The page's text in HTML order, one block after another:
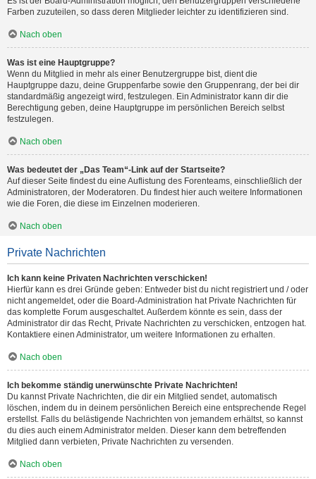
Farben zuzuteilen, so dass deren Mitglieder leichter zu identifizieren sind.
Nach oben
Was ist eine Hauptgruppe?
Wenn du Mitglied in mehr als einer Benutzergruppe bist, dient die
Hauptgruppe dazu, deine Gruppenfarbe sowie den Gruppenrang, der bei dir
standardmäßig angezeigt wird, festzulegen. Ein Administrator kann dir die
Berechtigung geben, deine Hauptgruppe im persönlichen Bereich selbst
festzulegen.
Nach oben
Was bedeutet der „Das Team“-Link auf der Startseite?
Auf dieser Seite findest du eine Auflistung des Forenteams, einschließlich der
Administratoren, der Moderatoren. Du findest hier auch weitere Informationen
wie die Foren, die diese im Einzelnen moderieren.
Nach oben
Private Nachrichten
Ich kann keine Privaten Nachrichten verschicken!
Hierfür kann es drei Gründe geben: Entweder bist du nicht registriert und / oder
nicht angemeldet, oder die Board-Administration hat Private Nachrichten für
das komplette Forum ausgeschaltet. Außerdem könnte es sein, dass der
Administrator dir das Recht, Private Nachrichten zu verschicken, entzogen hat.
Kontaktiere einen Administrator, um weitere Informationen zu erhalten.
Nach oben
Ich bekomme ständig unerwünschte Private Nachrichten!
Du kannst Private Nachrichten, die dir ein Mitglied sendet, automatisch
löschen, indem du in deinem persönlichen Bereich eine entsprechende Regel
erstellst. Falls du belästigende Nachrichten von jemandem erhältst, so kannst
du dies auch einem Administrator melden. Dieser kann dem betreffenden
Mitglied dann verbieten, Private Nachrichten zu versenden.
Nach oben